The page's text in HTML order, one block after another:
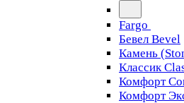
Fargo
Бевел Bevel
Камень
Классик
Комфорт
Комфорт